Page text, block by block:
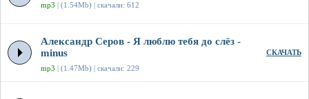
mp3 | (1.54Mb) | скачали: 612
Александр Серов - Я люблю тебя до слёз -
minus
mp3 | (1.47Mb) | скачали: 229
СКАЧАТЬ